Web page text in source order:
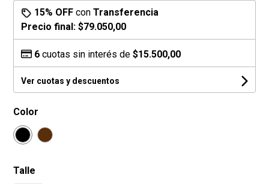
15% OFF conTransferencia
Precio final:$79.050,00
6 cuotas sin interés de$15.500,00
Ver cuotas y descuentos
Color
Talle